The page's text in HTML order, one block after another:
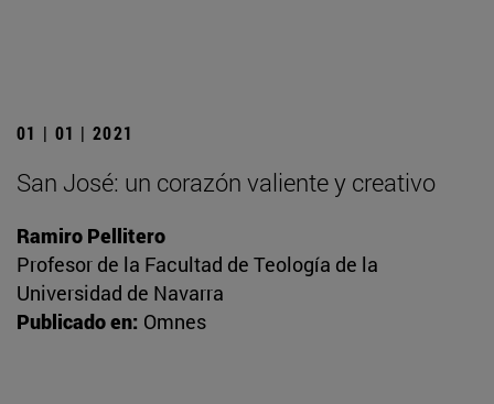
01 | 01 | 2021
San José: un corazón valiente y creativo
Ramiro Pellitero
Profesor de la Facultad de Teología de la
Universidad de Navarra
Publicado en: Omnes